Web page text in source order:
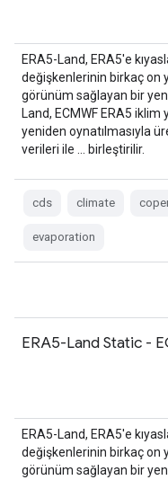
ERA5-Land, ERA5'e
değişkenlerinin birkaç on
görünüm sağlayan bir
Land, ECMWF ERA5
yeniden oynatılmasıyla
verileri ile … birleştirilir.
cds climate
evaporation
ERA5-Land Static -
ERA5-Land, ERA5'e
değişkenlerinin birkaç on
görünüm sağlayan bir